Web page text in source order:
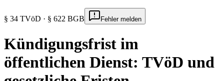
§ 34 TVöD · § 622 BGB Fehler melden
Kündigungsfrist im
öffentlichen Dienst: TVöD und